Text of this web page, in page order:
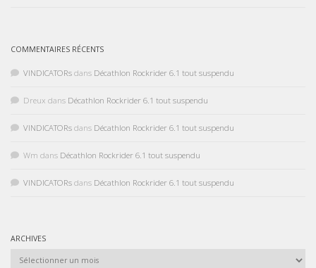
COMMENTAIRES RÉCENTS
VINDICATORs dans Décathlon Rockrider 6.1 tout suspendu
Dreux dans Décathlon Rockrider 6.1 tout suspendu
VINDICATORs dans Décathlon Rockrider 6.1 tout suspendu
Wm dans Décathlon Rockrider 6.1 tout suspendu
VINDICATORs dans Décathlon Rockrider 6.1 tout suspendu
ARCHIVES